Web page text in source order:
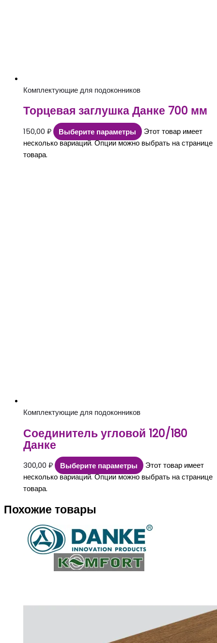
Комплектующие для подоконников
Торцевая заглушка Данке 700 мм
150,00 ₽ Выберите параметры
Этот товар имеет
несколько вариаций. Опции можно выбрать на странице
товара.
Комплектующие для подоконников
Соединитель угловой 120/180
Данке
300,00 ₽ Выберите параметры
Этот товар имеет
несколько вариаций. Опции можно выбрать на странице
товара.
Похожие товары